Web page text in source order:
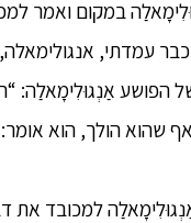
במקום ואמר
עמדתי,
שהוא הולך, הוא